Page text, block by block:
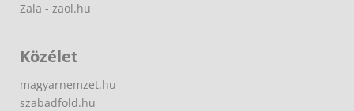
Zala - zaol.hu
Közélet
magyarnemzet.hu
szabadfold.hu